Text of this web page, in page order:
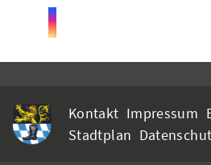
Kontakt Impressum
Stadtplan